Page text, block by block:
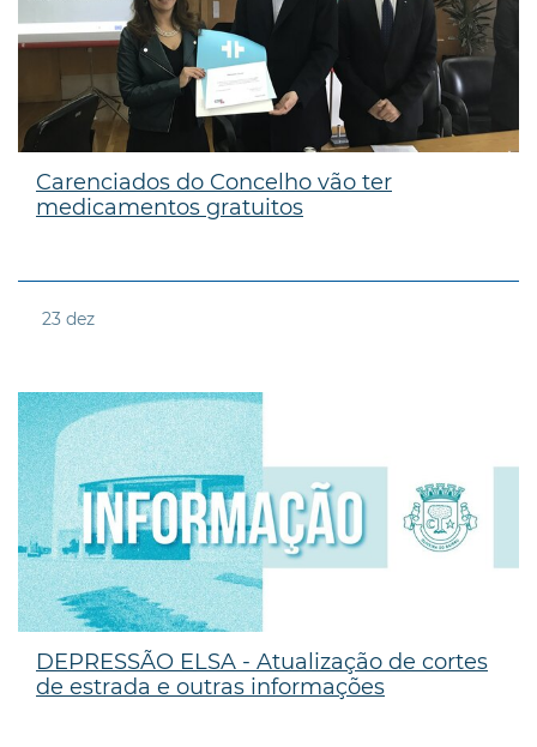
Carenciados do Concelho vão ter
medicamentos gratuitos
23 dez
DEPRESSÃO ELSA - Atualização de cortes
de estrada e outras informações